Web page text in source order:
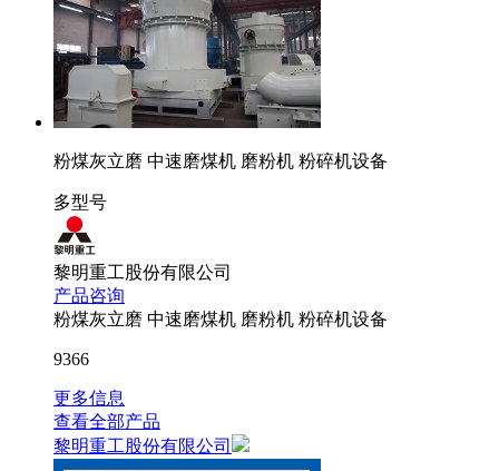
粉煤灰立磨 中速磨煤机 磨粉机 粉碎机设备
多型号
黎明重工股份有限公司
产品咨询
粉煤灰立磨 中速磨煤机 磨粉机 粉碎机设备
9366
更多信息
查看全部产品
黎明重工股份有限公司